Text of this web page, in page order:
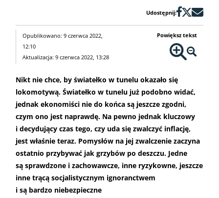
Udostępnij:
Opublikowano: 9 czerwca 2022,
12:10
Aktualizacja: 9 czerwca 2022, 13:28
Powiększ tekst
Nikt nie chce, by światełko w tunelu okazało się
lokomotywą. Światełko w tunelu już podobno widać,
jednak ekonomiści nie do końca są jeszcze zgodni,
czym ono jest naprawdę. Na pewno jednak kluczowy
i decydujący czas tego, czy uda się zwalczyć inflację,
jest właśnie teraz. Pomysłów na jej zwalczenie zaczyna
ostatnio przybywać jak grzybów po deszczu. Jedne
są sprawdzone i zachowawcze, inne ryzykowne, jeszcze
inne trącą socjalistycznym ignoranctwem
i są bardzo niebezpieczne